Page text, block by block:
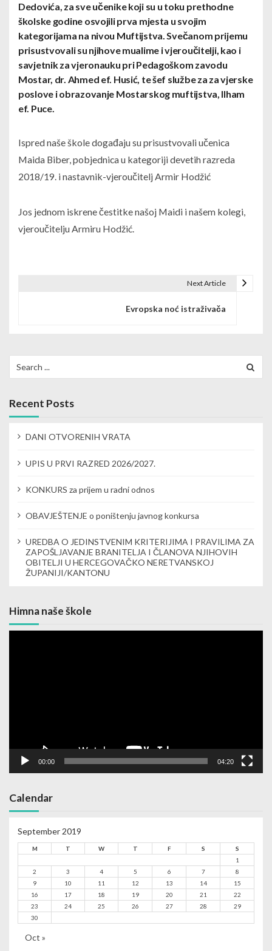
Dedovića, za sve učenike koji su u toku prethodne
školske godine osvojili prva mjesta u svojim
kategorijama na nivou Muftijstva. Svečanom prijemu
prisustvovali su njihove mualime i vjeroučitelji, kao i
savjetnik za vjeronauku pri Pedagoškom zavodu
Mostar, dr. Ahmed ef. Husić, te šef službe za za vjerske
poslove i obrazovanje Mostarskog muftijstva, Ilham
ef. Puce.
Ispred naše škole događaju su prisustvovali učenica
Maida Biber, pobjednica u kategoriji devetih razreda
2018/19. i nastavnik-vjeroučitelj Armir Hodžić
Jos jednom iskrene čestitke našoj Maidi i našem kolegi,
vjeroučitelju Armiru Hodžić.
t
n
a
g
a
t
o
n
Next Article
Evropska noć istraživača
for:
Recent Posts
DANI OTVORENIH VRATA
UPIS U PRVI RAZRED 2026/2027.
KONKURS za prijem u radni odnos
OBAVJEŠTENJE o poništenju javnog konkursa
UREDBA O JEDINSTVENIM KRITERIJIMA I PRAVILIMA ZA
ZAPOŠLJAVANJE BRANITELJA I ČLANOVA NJIHOVIH
OBITELJI U HERCEGOVAČKO NERETVANSKOJ
ŽUPANIJI/KANTONU
Himna naše škole
00:00 04:20
Calendar
September 2019
M T W T F S
S
1
2
3 4 5 6 7
8
9
10 11 12 13 14
15
16
17 18 19 20 21
22
23
24 25 26 27 28
29
30
Oct »